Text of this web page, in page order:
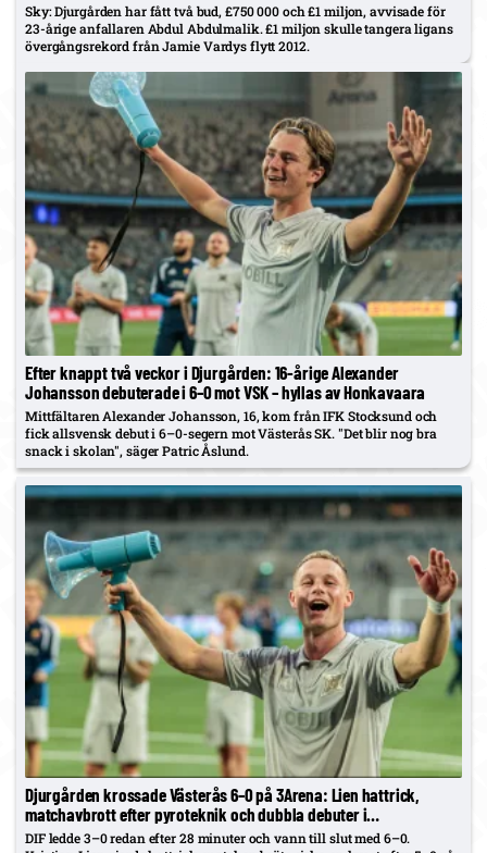
Sky: Djurgården har fått två bud, £750 000 och £1 miljon, avvisade för
23-årige anfallaren Abdul Abdulmalik. £1 miljon skulle tangera ligans
övergångsrekord från Jamie Vardys flytt 2012.
Efter knappt två veckor i Djurgården: 16-årige Alexander
Johansson debuterade i 6–0 mot VSK – hyllas av Honkavaara
Mittfältaren Alexander Johansson, 16, kom från IFK Stocksund och
fick allsvensk debut i 6–0-segern mot Västerås SK. "Det blir nog bra
snack i skolan", säger Patric Åslund.
Djurgården krossade Västerås 6–0 på 3Arena: Lien hattrick,
matchavbrott efter pyroteknik och dubbla debuter i
jubileumsmatch
DIF ledde 3–0 redan efter 28 minuter och vann till slut med 6–0.